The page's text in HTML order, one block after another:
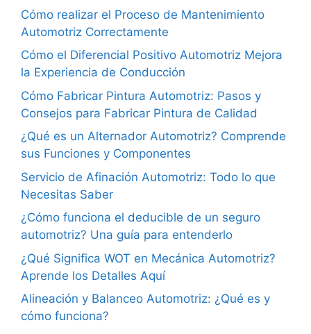
Cómo realizar el Proceso de Mantenimiento
Automotriz Correctamente
Cómo el Diferencial Positivo Automotriz Mejora
la Experiencia de Conducción
Cómo Fabricar Pintura Automotriz: Pasos y
Consejos para Fabricar Pintura de Calidad
¿Qué es un Alternador Automotriz? Comprende
sus Funciones y Componentes
Servicio de Afinación Automotriz: Todo lo que
Necesitas Saber
¿Cómo funciona el deducible de un seguro
automotriz? Una guía para entenderlo
¿Qué Significa WOT en Mecánica Automotriz?
Aprende los Detalles Aquí
Alineación y Balanceo Automotriz: ¿Qué es y
cómo funciona?